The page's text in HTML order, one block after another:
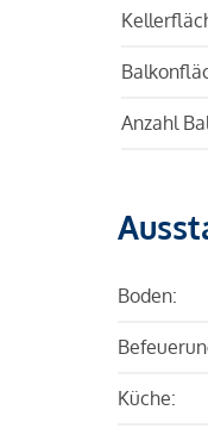
Anzahl
Boden:
Küche: